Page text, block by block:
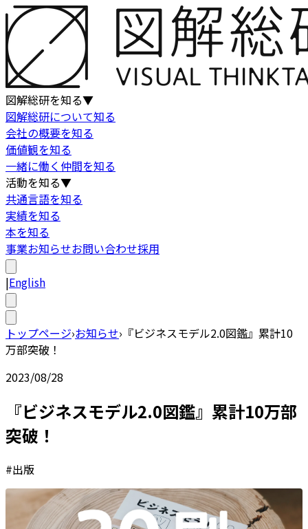
図解総研を知る▼
図解総研について知る
会社の概要を知る
価値観を知る
一緒に働く仲間を知る
活動を知る▼
共通言語を知る
実績を知る
本を知る
事業お知らせお問い合わせ採用
|English
トップページ›お知らせ› 『ビジネスモデル2.0図鑑』累計10
万部突破！
2023/08/28
『ビジネスモデル2.0図鑑』累計10万部
突破！
#出版